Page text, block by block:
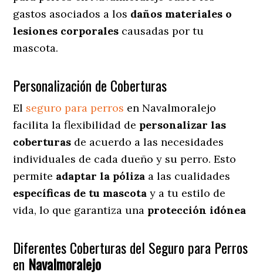
gastos asociados a los daños materiales o
lesiones corporales causadas por tu
mascota.
Personalización de Coberturas
El seguro para perros en Navalmoralejo
facilita la flexibilidad de personalizar las
coberturas de acuerdo a las necesidades
individuales de cada dueño y su perro. Esto
permite adaptar la póliza a las cualidades
específicas de tu mascota y a tu estilo de
vida, lo que garantiza una protección idónea
Diferentes Coberturas del Seguro para Perros
en Navalmoralejo